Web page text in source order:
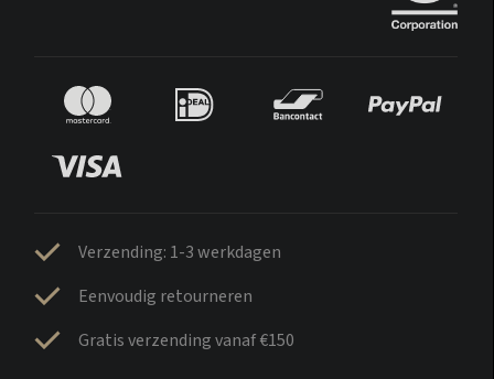
Verzending: 1-3 werkdagen
Eenvoudig retourneren
Gratis verzending vanaf €150